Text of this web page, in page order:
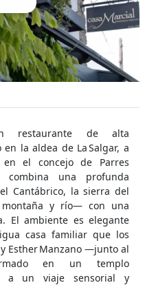
restaurante de alta
la aldea de La Salgar, a
el concejo de Parres
combina una profunda
Cantábrico, la sierra del
y río— con una
El ambiente es elegante
casa familiar que los
Esther Manzano —junto al
en un templo
a un viaje sensorial y